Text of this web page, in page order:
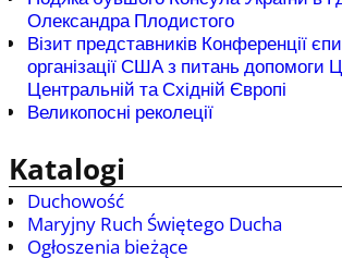
Олександра Плодистого
Візит представників Конференції
організації США з питань допомоги
Центральній та Східній Європі
Великопосні реколеції
Katalogi
Duchowość
Maryjny Ruch Świętego Ducha
Ogłoszenia bieżące